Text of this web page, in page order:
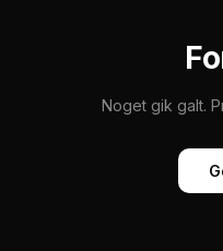
Noget gik galt.